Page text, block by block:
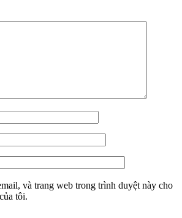
và trang web trong trình duyệt này cho
tôi.